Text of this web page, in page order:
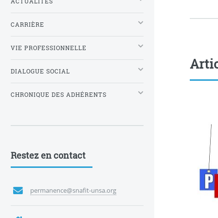
CARRIÈRE
VIE PROFESSIONNELLE
DIALOGUE SOCIAL
CHRONIQUE DES ADHÉRENTS
Restez en contact
permanence@snafit-unsa.org